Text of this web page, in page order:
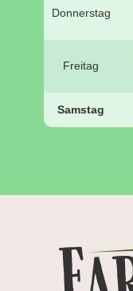
Donnerstag
Freitag
Samstag